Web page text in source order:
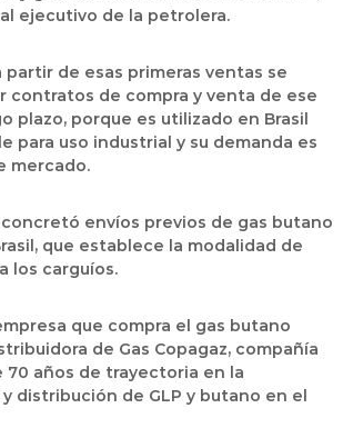
ejecutivo de la petrolera.
partir de esas primeras ventas se
contratos de compra y venta de ese
plazo, porque es utilizado en Brasil
para uso industrial y su demanda es
mercado.
concretó envíos previos de gas butano
que establece la modalidad de
los carguíos.
que compra el gas butano
de Gas Copagaz, compañía
70 años de trayectoria en la
distribución de GLP y butano en el